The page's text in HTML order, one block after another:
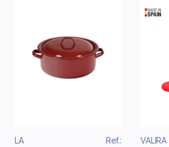
LA
Ref.:
VALIRA